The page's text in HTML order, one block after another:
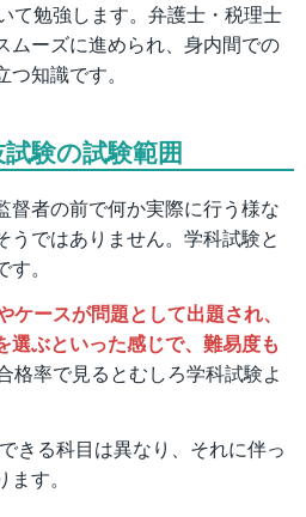
て勉強します。弁護士・税理士
ムーズに進められ、身内間での
知識です。
験の試験範囲
督者の前で何か実際に行う様な
うではありません。学科試験と
。
ースが問題として出題され、
選ぶといった感じで、難易度も
格率で見るとむしろ学科試験よ
きる科目は異なり、それに伴っ
す。